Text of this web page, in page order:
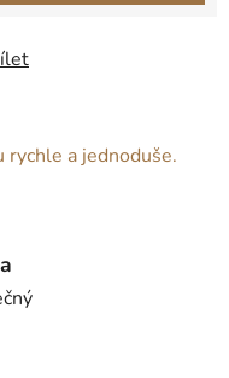
a jednoduše.